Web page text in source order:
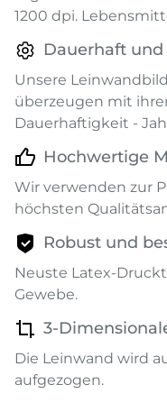
1200 dpi.
Dauerhaft
Unsere
überzeugen mit
Dauerhaftigkeit -
Hochwertige
Wir verwenden zur
höchsten
Robust und
Neuste Latex-
Gewebe.
3-
Die Leinwand wird
aufgezogen.